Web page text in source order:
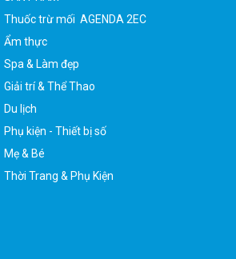
Ẩm thực